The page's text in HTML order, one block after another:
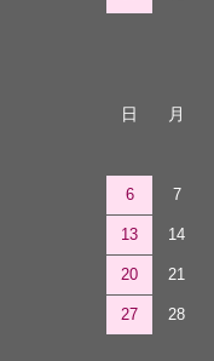
日 月
6 7
13 14
20 21
27 28